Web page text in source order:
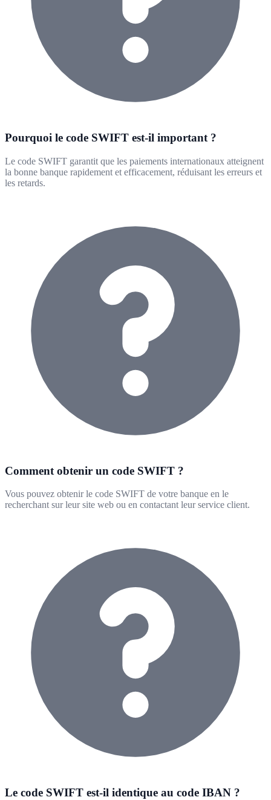
Pourquoi le code SWIFT est-il important ?
Le code SWIFT garantit que les paiements internationaux atteignent
la bonne banque rapidement et efficacement, réduisant les erreurs et
les retards.
Comment obtenir un code SWIFT ?
Vous pouvez obtenir le code SWIFT de votre banque en le
recherchant sur leur site web ou en contactant leur service client.
Le code SWIFT est-il identique au code IBAN ?